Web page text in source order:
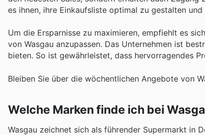
es ihnen, ihre Einkaufsliste optimal zu gestalten
Um die Ersparnisse zu maximieren, empfiehlt es
von Wasgau anzupassen. Das Unternehmen ist
bieten. So ist gewährleistet, dass hervorragendes
Bleiben Sie über die wöchentlichen Angebote von
Welche Marken finde ich bei
Wasgau zeichnet sich als führender Supermarkt in